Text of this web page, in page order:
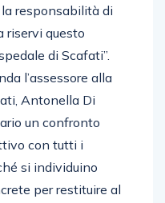
responsabilità di
riservi questo
di Scafati”.
l’assessore alla
Antonella Di
un confronto
con tutti i
si individuino
per restituire al